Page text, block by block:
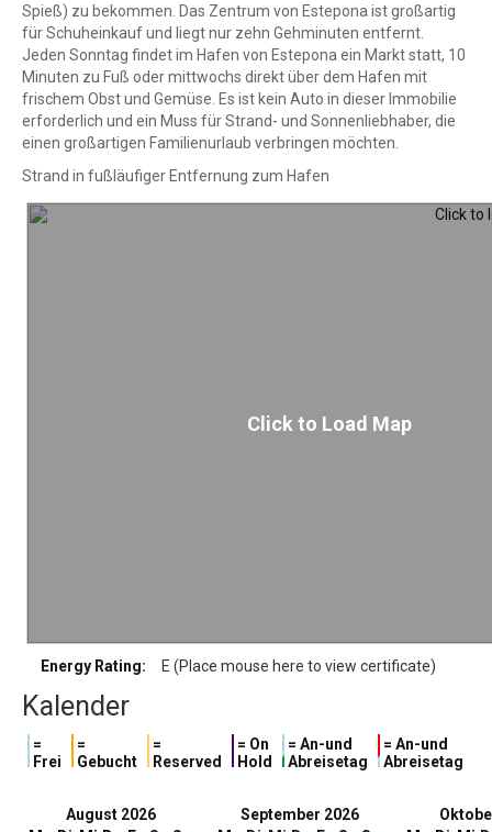
Spieß) zu bekommen. Das Zentrum von Estepona ist großartig
für Schuheinkauf und liegt nur zehn Gehminuten entfernt.
Jeden Sonntag findet im Hafen von Estepona ein Markt statt, 10
Minuten zu Fuß oder mittwochs direkt über dem Hafen mit
frischem Obst und Gemüse. Es ist kein Auto in dieser Immobilie
erforderlich und ein Muss für Strand- und Sonnenliebhaber, die
einen großartigen Familienurlaub verbringen möchten.
Strand in fußläufiger Entfernung zum Hafen
Click to Load Map
Energy Rating: E (Place mouse here to view certificate)
Kalender
=
Frei
=
Gebucht
=
Reserved
= On
Hold
= An-und
Abreisetag
= An-und
Abreisetag
August 2026
September 2026